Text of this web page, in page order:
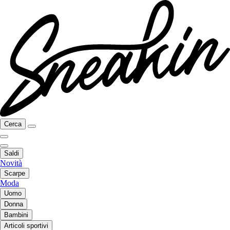
Cerca
Saldi
Novità
Scarpe
Moda
Uomo
Donna
Bambini
Articoli sportivi